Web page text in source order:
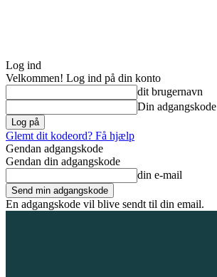
Log ind
Velkommen! Log ind på din konto
dit brugernavn
Din adgangskode
Glemt dit kodeord? Få hjælp
Gendan adgangskode
Gendan din adgangskode
din e-mail
En adgangskode vil blive sendt til din email.